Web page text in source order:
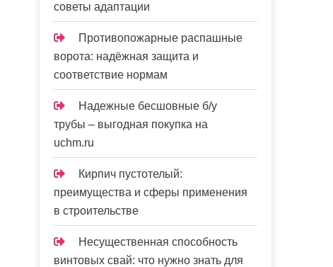
советы адаптации
Противопожарные распашные
ворота: надёжная защита и
соответствие нормам
Надежные бесшовные б/у
трубы – выгодная покупка на
uchm.ru
Кирпич пустотелый:
преимущества и сферы применения
в строительстве
Несущественная способность
винтовых свай: что нужно знать для